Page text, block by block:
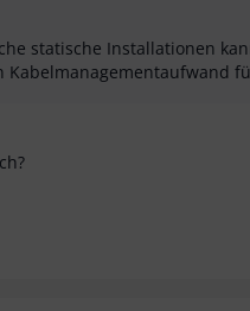
statische Installationen
Kabelmanagementaufwand
Zusammenfassung als
diese